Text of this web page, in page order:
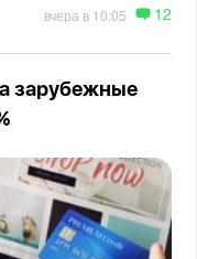
вчера в 10:05 12
зарубежные